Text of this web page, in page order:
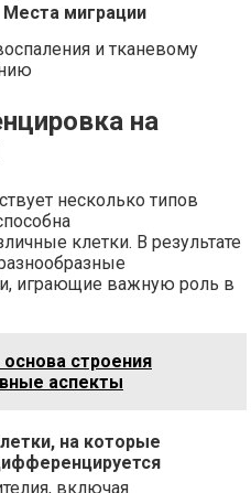
Места миграции
и тканевому
на
несколько типов
клетки. В результате
играющие важную роль в
основа строения
аспекты
на которые
включая